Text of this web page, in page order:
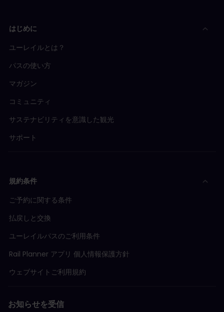
はじめに
ユーレイルとは？
パスの使い方
マガジン
コミュニティ
サステナビリティを意識した観光
サポート
規約条件
ご予約に関する条件
払戻しと交換
ユーレイルパスのご利用条件
Rail Planner アプリ 個人情報保護方針
ウェブサイトご利用規約
お知らせを受信